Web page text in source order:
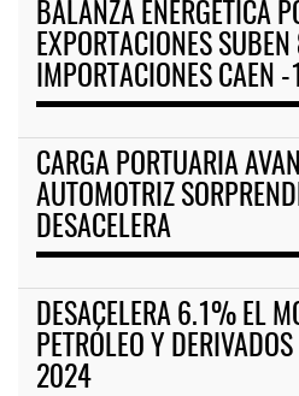
BALANZA ENERGÉTICA
EXPORTACIONES
IMPORTACIONES CAEN
CARGA PORTUARIA
AUTOMOTRIZ
DESACELERA
DESACELERA 6.1% EL
PETRÓLEO Y
2024